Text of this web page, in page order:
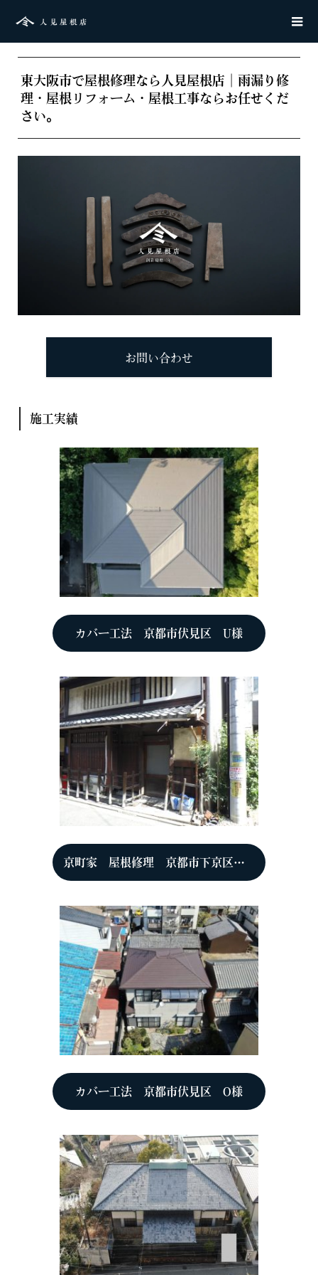
東大阪市で屋根修理なら人見屋根店｜雨漏り修
理・屋根リフォーム・屋根工事ならお任せくだ
さい。
お問い合わせ
施工実績
カバー工法 京都市伏見区 U様
京町家 屋根修理 京都市下京区 H様
カバー工法 京都市伏見区 O様